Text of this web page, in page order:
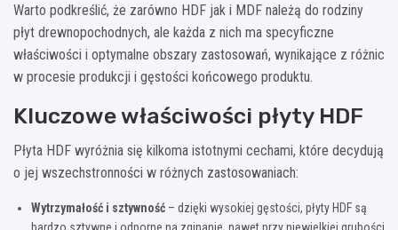
Warto podkreślić, że zarówno HDF jak i MDF należą do rodziny
płyt drewnopochodnych, ale każda z nich ma specyficzne
właściwości i optymalne obszary zastosowań, wynikające z różnic
w procesie produkcji i gęstości końcowego produktu.
Kluczowe właściwości płyty HDF
Płyta HDF wyróżnia się kilkoma istotnymi cechami, które decydują
o jej wszechstronności w różnych zastosowaniach:
Wytrzymałość i sztywność – dzięki wysokiej gęstości, płyty HDF są
bardzo sztywne i odporne na zginanie, nawet przy niewielkiej grubości